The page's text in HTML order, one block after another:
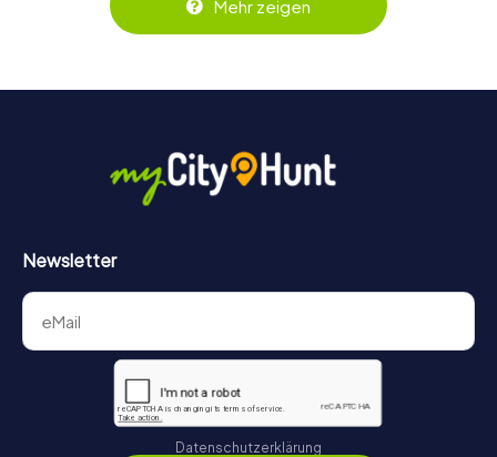
Tempo genießen und dabei gemächlich durch die Straßen
Mehr zeigen
Newsletter
Datenschutzerklärung